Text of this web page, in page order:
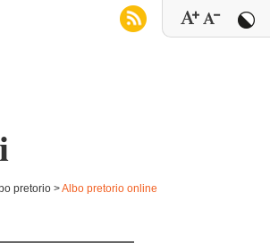
pretorio >Albo pretorio online